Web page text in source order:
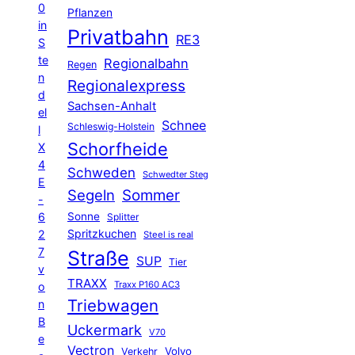
0
in
S
te
n
d
el
l
X
4
E
-
6
2
7
v
o
n
B
e
Pflanzen
Privatbahn RE3
Regen Regionalbahn
Regionalexpress
Sachsen-Anhalt
Schleswig-Holstein Schnee
Schorfheide
Schweden Schwedter Steg
Segeln Sommer
Sonne Splitter
Spritzkuchen Steel is real
Straße SUP Tier
TRAXX Traxx P160 AC3
Triebwagen
Uckermark V70
Vectron Verkehr Volvo